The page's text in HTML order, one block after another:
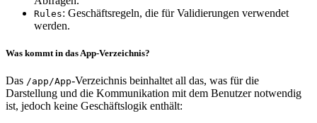
Rules: Geschäftsregeln, die für Validierungen verwendet
werden.
Was kommt in das App-Verzeichnis?
Das /app/App-Verzeichnis beinhaltet all das, was für die
Darstellung und die Kommunikation mit dem Benutzer notwendig
ist, jedoch keine Geschäftslogik enthält: